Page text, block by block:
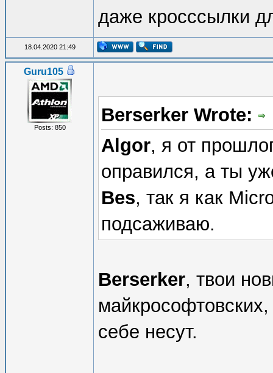
даже кросссылки
18.04.2020 21:49
Guru105
Posts: 850
Berserker Wrote:
Algor, я от
оправился, а ты
Bes, так я как
подсаживаю.
Berserker, твои
себе несут.